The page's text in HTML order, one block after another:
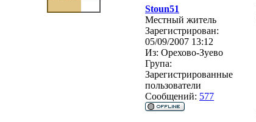
Stoun51
Местный житель
Зарегистрирован:
05/09/2007 13:12
Из: Орехово-Зуево
Група:
Зарегистрированные
пользователи
Сообщений: 577